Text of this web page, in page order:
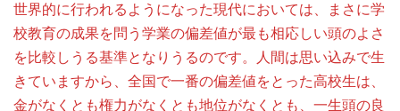
世界的に行われるようになった現代においては、まさに学
校教育の成果を問う学業の偏差値が最も相応しい頭のよさ
を比較しうる基準となりうるのです。人間は思い込みで生
きていますから、全国で一番の偏差値をとった高校生は、
金がなくとも権力がなくとも地位がなくとも、一生頭の良